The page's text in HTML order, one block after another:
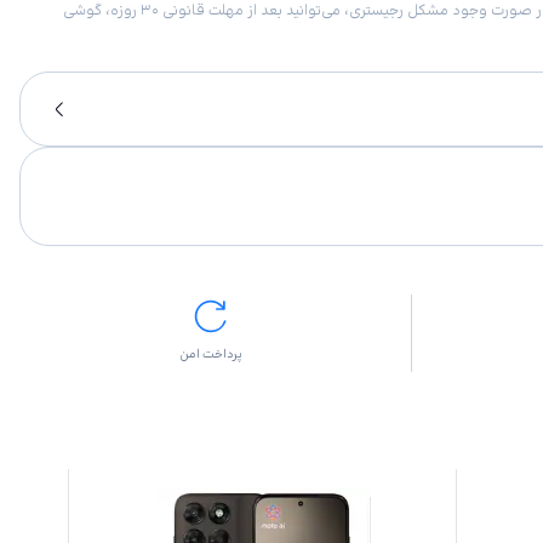
امکان برگشت کالا در گروه موبایل با دلیل “انصراف از خرید“ تنها در صورتی مورد قبول است که پلمب کالا باز نشده باشد. تمام گوشی‌های جی‌اس‌ام ضمانت رجیستری دارند. در صورت وجود مشکل رجیستری، می‌توانید بعد از مهلت قانونی ۳۰ روزه، گوشی
پرداخت امن